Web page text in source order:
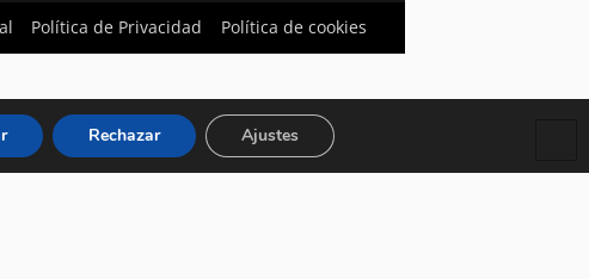
Política de Privacidad Política de cookies
Rechazar Ajustes